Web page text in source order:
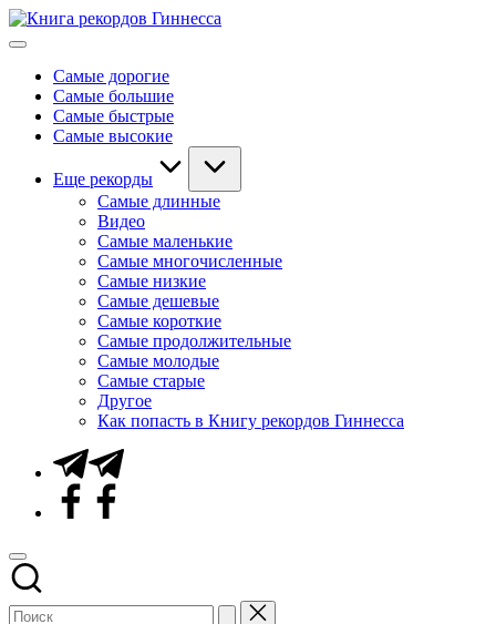
Перейти
к
Мировые
ГиннессаСамые дорогие
Самые большие
Самые быстрые
Самые высокие
Еще рекорды
Самые длинные
Видео
Самые маленькие
Самые многочисленные
Самые низкие
Самые дешевые
Самые короткие
Самые продолжительные
Самые молодые
Самые старые
Другое
Как попасть в Книгу рекордов Гиннесса
Telegram
Facebook